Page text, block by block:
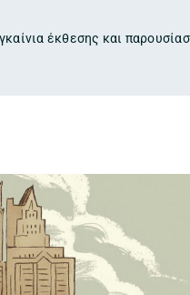
έκθεσης και